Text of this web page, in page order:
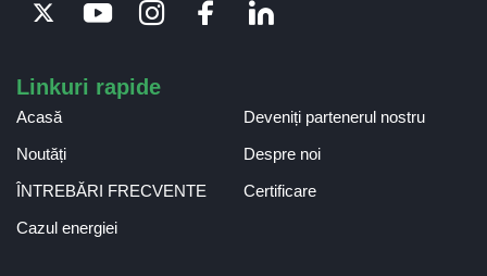
Linkuri rapide
Acasă
Deveniți partenerul nostru
Noutăți
Despre noi
ÎNTREBĂRI FRECVENTE
Certificare
Cazul energiei